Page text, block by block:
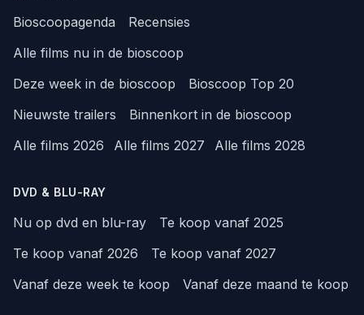
Bioscoopagenda
Recensies
Alle films nu in de bioscoop
Deze week in de bioscoop
Bioscoop Top 20
Nieuwste trailers
Binnenkort in de bioscoop
Alle films 2026
Alle films 2027 Alle films 2028
DVD & BLU-RAY
Nu op dvd en blu-ray
Te koop vanaf 2025
Te koop vanaf 2026
Te koop vanaf 2027
Vanaf deze week te koop
Vanaf deze maand te koop